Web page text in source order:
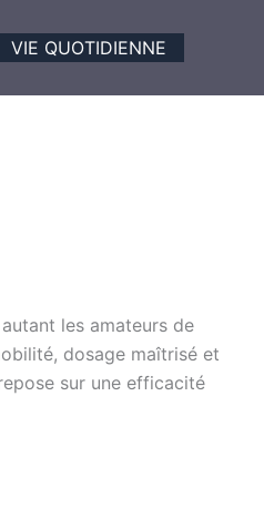
VIE QUOTIDIENNE
les amateurs de
dosage maîtrisé et
sur une efficacité